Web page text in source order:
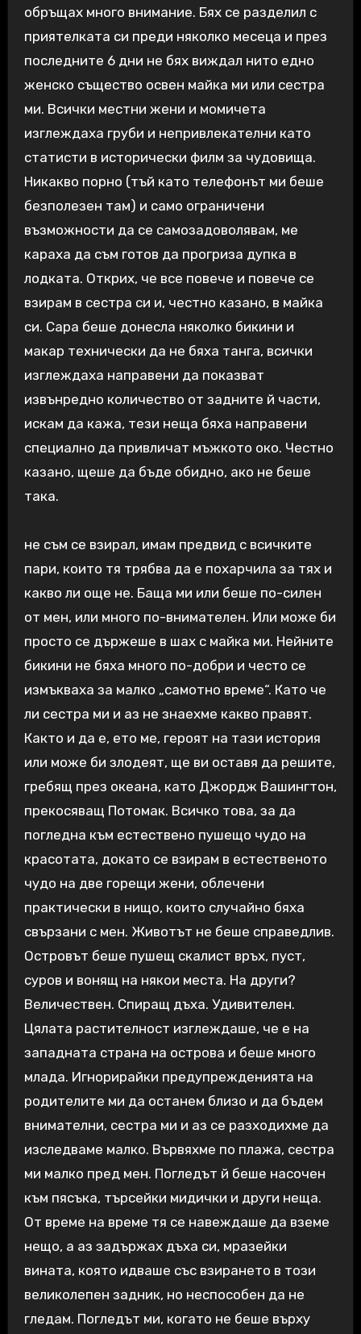
обръщах много внимание. Бях се разделил с
приятелката си преди няколко месеца и през
последните 6 дни не бях виждал нито едно
женско същество освен майка ми или сестра
ми. Всички местни жени и момичета
изглеждаха груби и непривлекателни като
статисти в исторически филм за чудовища.
Никакво порно (тъй като телефонът ми беше
безполезен там) и само ограничени
възможности да се самозадоволявам, ме
караха да съм готов да прогриза дупка в
лодката. Открих, че все повече и повече се
взирам в сестра си и, честно казано, в майка
си. Сара беше донесла няколко бикини и
макар технически да не бяха танга, всички
изглеждаха направени да показват
извънредно количество от задните й части,
искам да кажа, тези неща бяха направени
специално да привличат мъжкото око. Честно
казано, щеше да бъде обидно, ако не беше
така.
не съм се взирал, имам предвид с всичките
пари, които тя трябва да е похарчила за тях и
какво ли още не. Баща ми или беше по-силен
от мен, или много по-внимателен. Или може би
просто се държеше в шах с майка ми. Нейните
бикини не бяха много по-добри и често се
измъкваха за малко „самотно време“. Като че
ли сестра ми и аз не знаехме какво правят.
Както и да е, ето ме, героят на тази история
или може би злодеят, ще ви оставя да решите,
гребящ през океана, като Джордж Вашингтон,
прекосяващ Потомак. Всичко това, за да
погледна към естествено пушещо чудо на
красотата, докато се взирам в естественото
чудо на две горещи жени, облечени
практически в нищо, които случайно бяха
свързани с мен. Животът не беше справедлив.
Островът беше пушещ скалист връх, пуст,
суров и вонящ на някои места. На други?
Величествен. Спиращ дъха. Удивителен.
Цялата растителност изглеждаше, че е на
западната страна на острова и беше много
млада. Игнорирайки предупрежденията на
родителите ми да останем близо и да бъдем
внимателни, сестра ми и аз се разходихме да
изследваме малко. Вървяхме по плажа, сестра
ми малко пред мен. Погледът й беше насочен
към пясъка, търсейки мидички и други неща.
От време на време тя се навеждаше да вземе
нещо, а аз задържах дъха си, мразейки
вината, която идваше със взирането в този
великолепен задник, но неспособен да не
гледам. Погледът ми, когато не беше върху